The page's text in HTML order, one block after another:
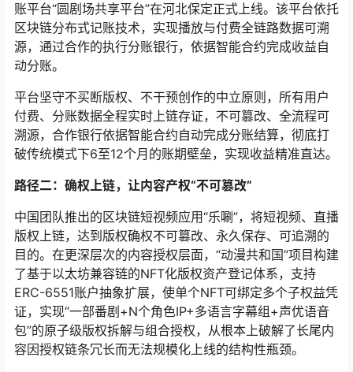
账平台“圆剧场共享平台”在河北保定正式上线。该平台依托
区块链分布式记账技术，实现播放与付费全链路数据可溯
源，通过合作的执行分账银行，依据智能合约完成收益自
动分账。
平台坚守不买断版权、不干预创作的中立原则，所有用户
付费、分账数据全程实时上链存证，不可篡改、全流程可
溯源，合作银行依据智能合约自动完成分账结算，彻底打
破传统模式下6至12个月的账期壁垒，实现收益精准直达。
路径二：确权上链，让内容产权“不可篡改”
中国团队推出的区块链短视频应用“乐唰”，将短视频、直播
版权上链，达到版权确权不可篡改、永久保存、可追溯的
目的。在更深层次的内容授权层面，“动漫共和国”项目构建
了基于以太坊兼容链的NFT化版权资产登记体系，支持
ERC-6551账户抽象扩展，使单个NFT可绑定多个子权益凭
证，实现“一部番剧+N个角色IP+多语言字幕组+声优语音
包”的原子级版权拆解与组合授权，从根本上破解了长尾内
容因授权链条冗长而无法规模化上线的结构性瓶颈。